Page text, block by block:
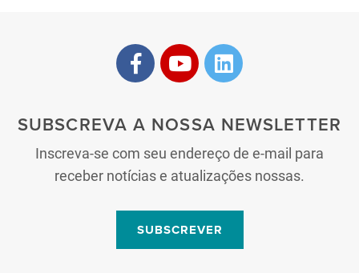
SUBSCREVA A NOSSA NEWSLETTER
Inscreva-se com seu endereço de e-mail para
receber notícias e atualizações nossas.
SUBSCREVER